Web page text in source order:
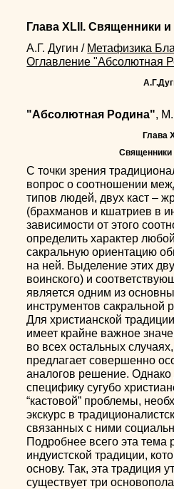
Глава XLII. Священники
А.Г. Дугин / Метафизика
Оглавление "Абсолютная
"Абсолютная Родина",
Глава
Священники
С точки зрения
вопрос о соотношении
типов людей, двух каст –
(брахманов и кшатриев в
зависимости от этого
определить характер
сакральную ориентацию
на ней. Выделение этих
воинского) и
является одним из
инструментов сакральной
Для христианской
имеет крайне важное
во всех остальных
предлагает совершенно
аналогов решение. Однако
специфику сугубо
“кастовой” проблемы,
экскурс в
связанных с ними
Подробнее всего эта тема
индуистской традиции,
основу. Так, эта традиция
существует три